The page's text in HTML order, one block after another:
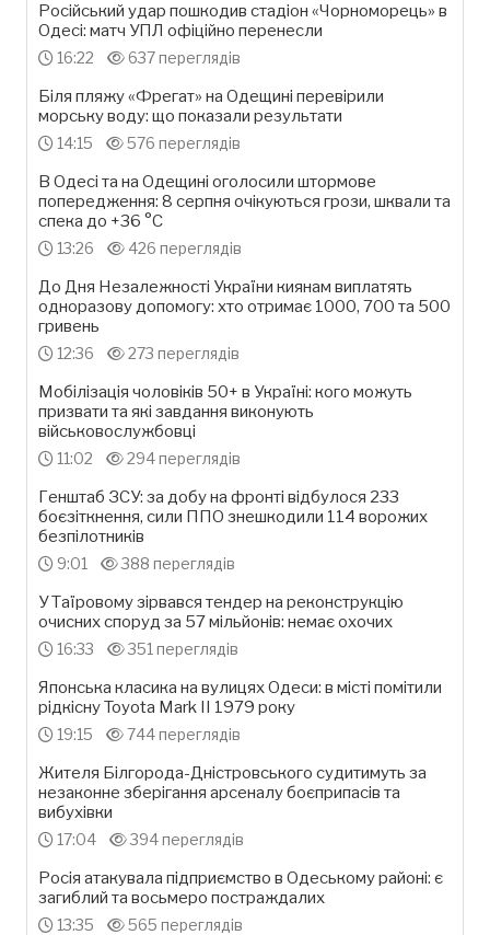
Російський удар пошкодив стадіон «Чорноморець» в
Одесі: матч УПЛ офіційно перенесли
16:22 637 переглядів
Біля пляжу «Фрегат» на Одещині перевірили
морську воду: що показали результати
14:15 576 переглядів
В Одесі та на Одещині оголосили штормове
попередження: 8 серпня очікуються грози, шквали та
спека до +36 °С
13:26 426 переглядів
До Дня Незалежності України киянам виплатять
одноразову допомогу: хто отримає 1000, 700 та 500
гривень
12:36 273 переглядів
Мобілізація чоловіків 50+ в Україні: кого можуть
призвати та які завдання виконують
військовослужбовці
11:02 294 переглядів
Генштаб ЗСУ: за добу на фронті відбулося 233
боєзіткнення, сили ППО знешкодили 114 ворожих
безпілотників
9:01 388 переглядів
У Таїровому зірвався тендер на реконструкцію
очисних споруд за 57 мільйонів: немає охочих
16:33 351 переглядів
Японська класика на вулицях Одеси: в місті помітили
рідкісну Toyota Mark II 1979 року
19:15 744 переглядів
Жителя Білгорода-Дністровського судитимуть за
незаконне зберігання арсеналу боєприпасів та
вибухівки
17:04 394 переглядів
Росія атакувала підприємство в Одеському районі: є
загиблий та восьмеро постраждалих
13:35 565 переглядів